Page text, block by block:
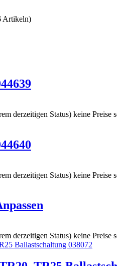
Artikeln)
derzeitigen Status) keine Preise
derzeitigen Status) keine Preise
derzeitigen Status) keine Preise